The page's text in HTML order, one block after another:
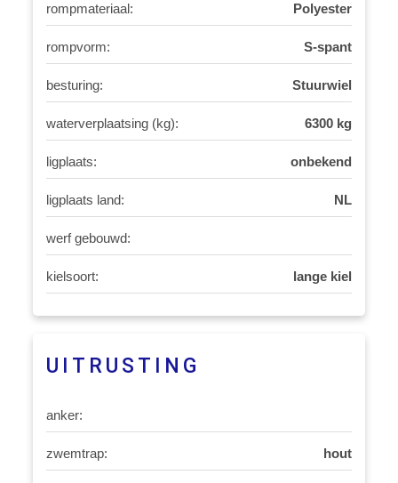
rompmateriaal: Polyester
rompvorm: S-spant
besturing: Stuurwiel
waterverplaatsing (kg): 6300 kg
ligplaats: onbekend
ligplaats land: NL
werf gebouwd:
kielsoort: lange kiel
UITRUSTING
anker:
zwemtrap: hout